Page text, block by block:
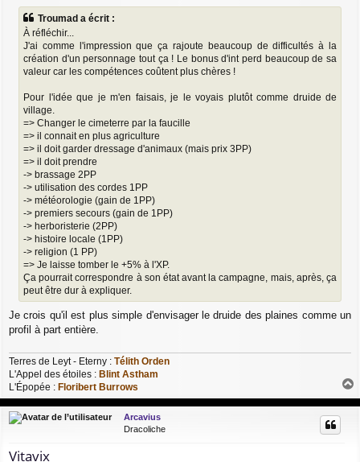
Troumad a écrit :
À réfléchir...
J'ai comme l'impression que ça rajoute beaucoup de difficultés à la
création d'un personnage tout ça ! Le bonus d'int perd beaucoup de sa
valeur car les compétences coûtent plus chères !
Pour l'idée que je m'en faisais, je le voyais plutôt comme druide de
village.
=> Changer le cimeterre par la faucille
=> il connait en plus agriculture
=> il doit garder dressage d'animaux (mais prix 3PP)
=> il doit prendre
-> brassage 2PP
-> utilisation des cordes 1PP
-> météorologie (gain de 1PP)
-> premiers secours (gain de 1PP)
-> herboristerie (2PP)
-> histoire locale (1PP)
-> religion (1 PP)
=> Je laisse tomber le +5% à l'XP.
Ça pourrait correspondre à son état avant la campagne, mais, après, ça
peut être dur à expliquer.
Je crois qu'il est plus simple d'envisager le druide des plaines comme un
profil à part entière.
Terres de Leyt - Eterny : Télith Orden
L'Appel des étoiles : Blint Astham
L'Épopée : Floribert Burrows
a
u
Arcavius
Dracoliche
Vitavix